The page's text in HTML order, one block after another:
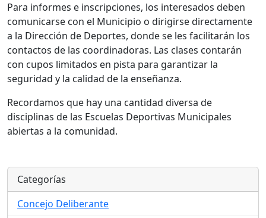
Para informes e inscripciones, los interesados deben
comunicarse con el Municipio o dirigirse directamente
a la Dirección de Deportes, donde se les facilitarán los
contactos de las coordinadoras. Las clases contarán
con cupos limitados en pista para garantizar la
seguridad y la calidad de la enseñanza.
Recordamos que hay una cantidad diversa de
disciplinas de las Escuelas Deportivas Municipales
abiertas a la comunidad.
Categorías
Concejo Deliberante